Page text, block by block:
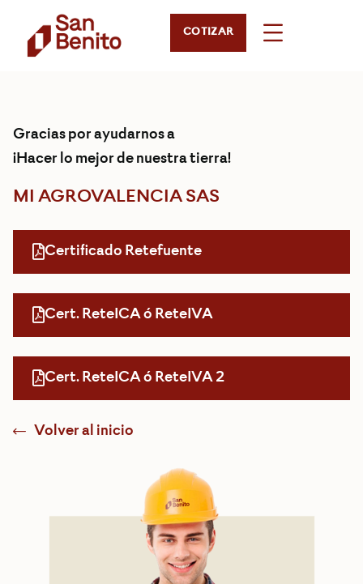
COTIZAR
Gracias por ayudarnos a
¡Hacer lo mejor de nuestra tierra!
MI AGROVALENCIA SAS
Certificado Retefuente
Cert. ReteICA ó ReteIVA
Cert. ReteICA ó ReteIVA 2
Volver al inicio